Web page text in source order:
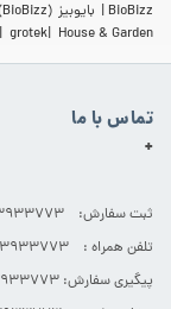
BioBizz بایوبیز (BioBizz)
grotek House & Garden
تماس با ما
+
ثبت سفارش: 09023933773 (۲۴ ساعته)
تلفن همراه : 09023933773
پیگیری سفارش: 09023933773 (۱۰ تا ۱۶)